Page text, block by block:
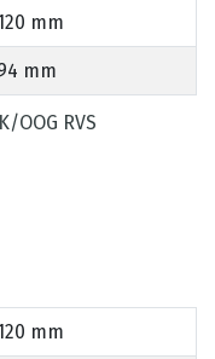
mm
mm
OOG RVS
mm